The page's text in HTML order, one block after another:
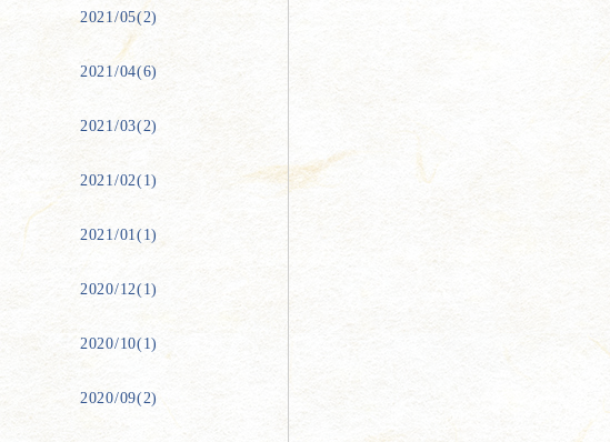
2021/05(2)
2021/04(6)
2021/03(2)
2021/02(1)
2021/01(1)
2020/12(1)
2020/10(1)
2020/09(2)